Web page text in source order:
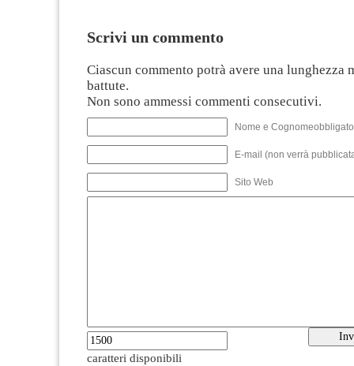
Scrivi un commento
Ciascun commento potrà avere una lunghezza
battute.
Non sono ammessi commenti consecutivi.
Nome e
E-mail (non verrà
Sito Web
caratteri disponibili